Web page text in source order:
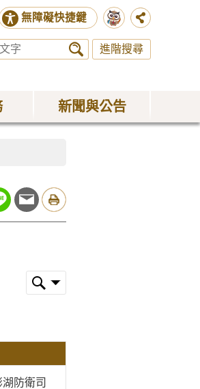
無障礙快捷鍵
進階搜尋
新聞與公告
防衛司